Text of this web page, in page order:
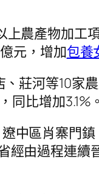
農產物加工
元，增加包養
、莊河等10家
同比增加3.1%。
中區肖寨門
經由過程連續